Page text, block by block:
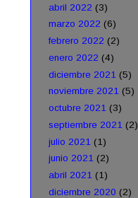
abril 2022 (3)
marzo 2022 (6)
febrero 2022 (2)
enero 2022 (4)
diciembre 2021 (5)
noviembre 2021 (5)
octubre 2021 (3)
septiembre 2021 (2)
julio 2021 (1)
junio 2021 (2)
abril 2021 (1)
diciembre 2020 (2)